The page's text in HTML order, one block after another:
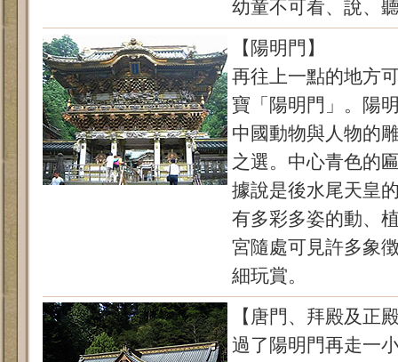
幼童不可看、說、
【陽明門】
再往上一點的地方
寶「陽明門」。陽
中國動物與人物的
之選。中心青色的
據說是後水尾天皇
有多彩多姿的動、
宮隨處可見許多象
細玩賞。
【唐門、拜殿及正
過了陽明門再走一